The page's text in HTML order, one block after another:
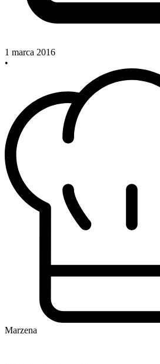
1 marca 2016
•
Marzena